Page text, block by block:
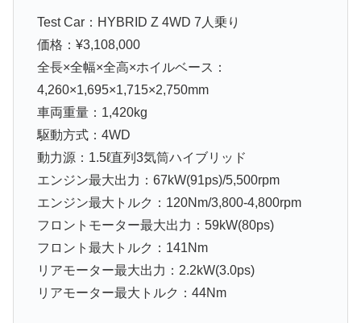
Test Car：HYBRID Z 4WD 7人乗り
価格：¥3,108,000
全長×全幅×全高×ホイルベース：
4,260×1,695×1,715×2,750mm
車両重量：1,420kg
駆動方式：4WD
動力源：1.5ℓ直列3気筒ハイブリッド
エンジン最大出力：67kW(91ps)/5,500rpm
エンジン最大トルク：120Nm/3,800-4,800rpm
フロントモーター最大出力：59kW(80ps)
フロント最大トルク：141Nm
リアモーター最大出力：2.2kW(3.0ps)
リアモーター最大トルク：44Nm